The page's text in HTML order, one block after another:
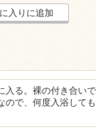
入りに追加
る。裸の付き合いで
ので、何度入浴して